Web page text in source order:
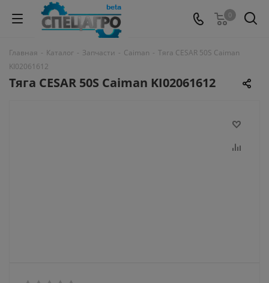
0
Главная - Каталог - Запчасти - Caiman - Тяга CESAR 50S Caiman
KI02061612
Тяга CESAR 50S Caiman KI02061612